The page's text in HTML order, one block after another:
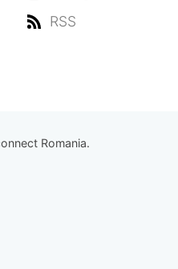
RSS
Romania.